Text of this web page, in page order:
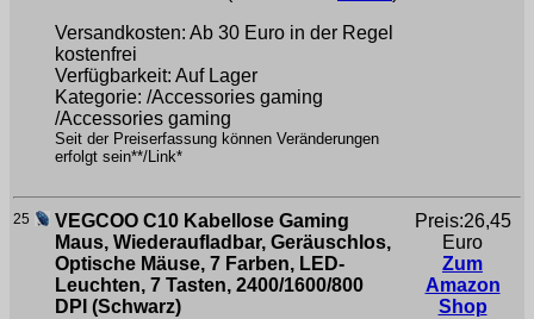
Versandkosten: Ab 30 Euro in der Regel
kostenfrei
Verfügbarkeit: Auf Lager
Kategorie: /Accessories gaming
/Accessories gaming
Seit der Preiserfassung können Veränderungen
erfolgt sein**/Link*
25
VEGCOO C10 Kabellose Gaming
Maus, Wiederaufladbar, Geräuschlos,
Optische Mäuse, 7 Farben, LED-
Leuchten, 7 Tasten, 2400/1600/800
DPI (Schwarz)
Preis:26,45
Euro
Zum
Amazon
Shop